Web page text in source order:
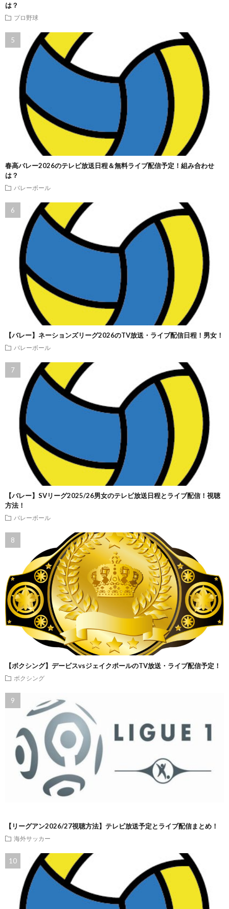
は？
プロ野球
春高バレー2026のテレビ放送日程＆無料ライブ配信予定！組み合わせ
は？
バレーボール
【バレー】ネーションズリーグ2026のTV放送・ライブ配信日程！男女！
バレーボール
【バレー】SVリーグ2025/26男女のテレビ放送日程とライブ配信！視聴
方法！
バレーボール
【ボクシング】デービスvsジェイクポールのTV放送・ライブ配信予定！
ボクシング
【リーグアン2026/27視聴方法】テレビ放送予定とライブ配信まとめ！
海外サッカー